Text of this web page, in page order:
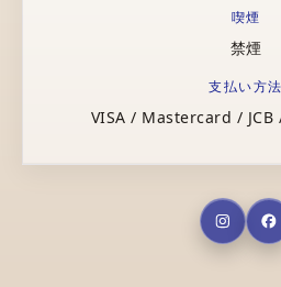
喫煙
禁煙
支払い方法
VISA / Mastercard / JCB